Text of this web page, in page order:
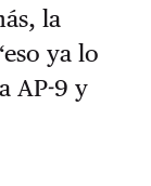
la
ya lo
AP-9 y